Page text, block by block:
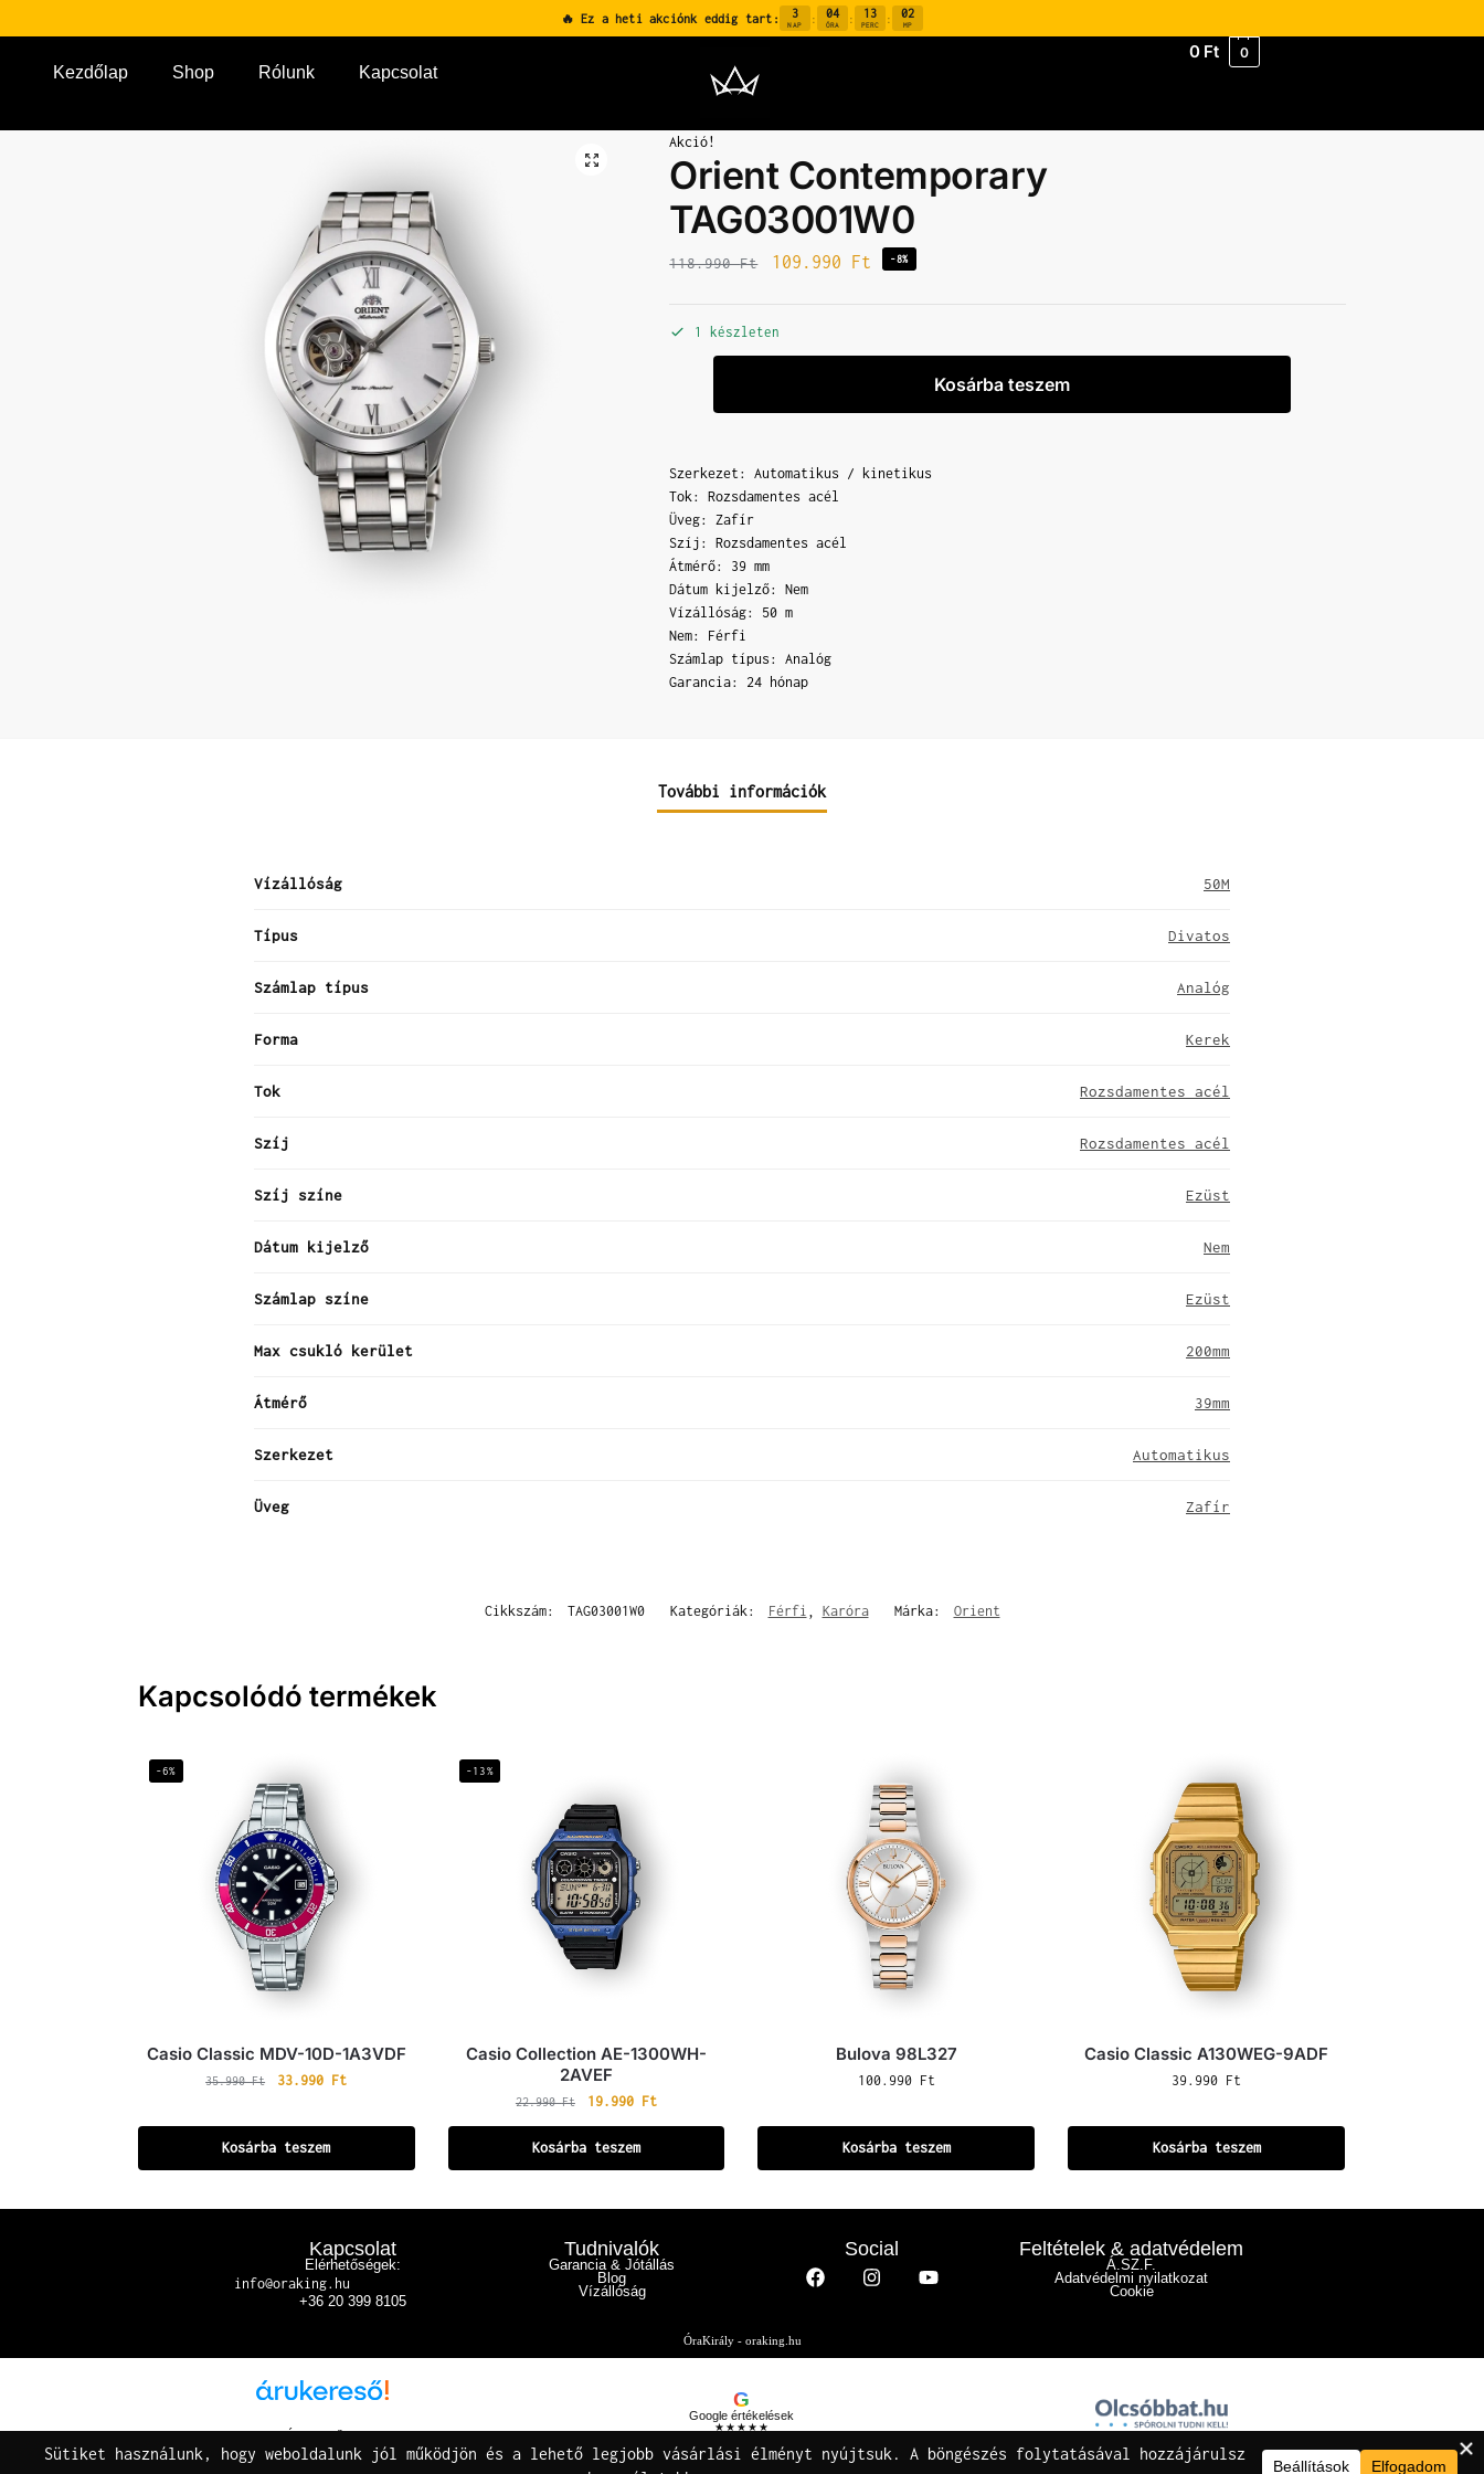
🔥 Ez a heti akciónk eddig tart: 3
NAP : 04
ÓRA : 13
PERC : 01
MP
Kezdőlap Shop Rólunk Kapcsolat
0 Ft 0
Akció!
Orient Contemporary
TAG03001W0
118.990Ft 109.990 Ft -8%
1 készleten
Kosárba teszem
Szerkezet: Automatikus / kinetikus
Tok: Rozsdamentes acél
Üveg: Zafír
Szíj: Rozsdamentes acél
Átmérő: 39 mm
Dátum kijelző: Nem
Vízállóság: 50 m
Nem: Férfi
Számlap típus: Analóg
Garancia: 24 hónap
További információk
Vízállóság 50M
Típus Divatos
Számlap típus Analóg
Forma Kerek
Tok Rozsdamentes acél
Szíj Rozsdamentes acél
Szíj színe Ezüst
Dátum kijelző Nem
Számlap színe Ezüst
Max csukló kerület 200mm
Átmérő 39mm
Szerkezet Automatikus
Üveg Zafír
Cikkszám: TAG03001W0 Kategóriák: Férfi , Karóra Márka: Orient
Kapcsolódó termékek
-6%
Casio Classic MDV-10D-1A3VDF
35.990Ft 33.990 Ft
Kosárba teszem
-13%
Casio Collection AE-1300WH-
2AVEF
22.990Ft 19.990 Ft
Kosárba teszem
Bulova 98L327
100.990 Ft
Kosárba teszem
Casio Classic A130WEG-9ADF
39.990 Ft
Kosárba teszem
Kapcsolat
Elérhetőségek:
info@oraking.hu
+36 20 399 8105
Tudnivalók
Garancia & Jótállás
Blog
Vízállóság
Social Feltételek & adatvédelem
Á.SZ.F.
Adatvédelmi nyilatkozat
Cookie
ÓraKirály - oraking.hu
Árukereső.hu
G
Google értékelések
★★★★★